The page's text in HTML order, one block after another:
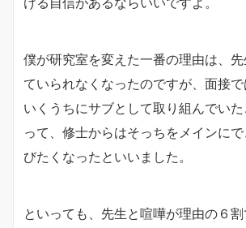
僕が研究室を変えた一番の理由は、
ていられなくなったのですが、面接
いくうちにサブとして取り組んでい
って、修士からはそっちをメインに
びたくなったといいました。
といっても、先生と喧嘩が理由の６